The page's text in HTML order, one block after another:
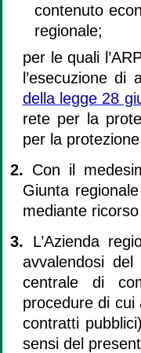
contenuto
regionale;
per le quali
l’esecuzione di
della legge 28
rete per la
per la
2. Con il
Giunta
mediante
3. L’Azienda
avvalendosi
centrale di
procedure di
contratti
sensi del